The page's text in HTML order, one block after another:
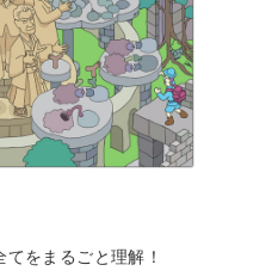
をまるごと理解！